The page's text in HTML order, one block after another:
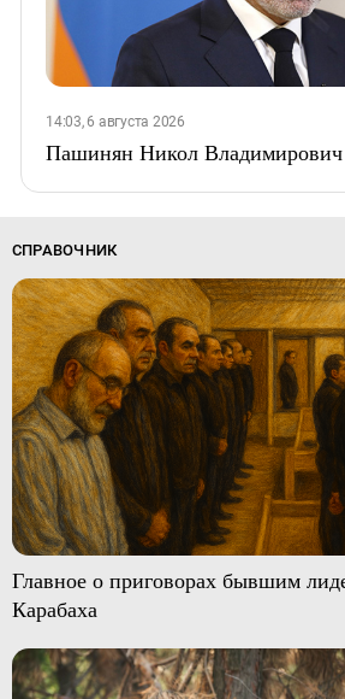
14:03, 6 августа 2026
Пашинян Никол Владимирович
СПРАВОЧНИК
Главное о приговорах бывшим
Карабаха